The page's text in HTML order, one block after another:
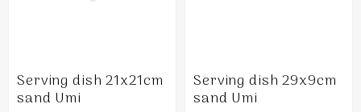
Serving dish 21x21cm
sand Umi
Serving dish 29x9cm
sand Umi